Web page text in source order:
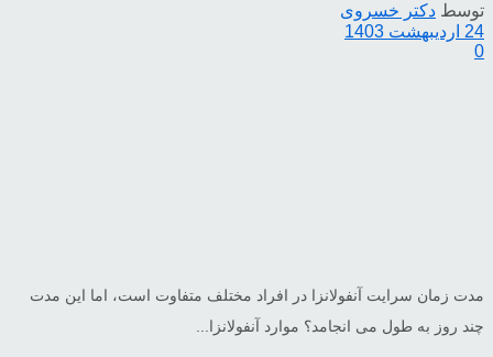
توسط دکتر خسروی
24 اردیبهشت 1403
0
مدت زمان سرایت آنفولانزا در افراد مختلف متفاوت است، اما این مدت
چند روز به طول می انجامد؟ موارد آنفولانزا...